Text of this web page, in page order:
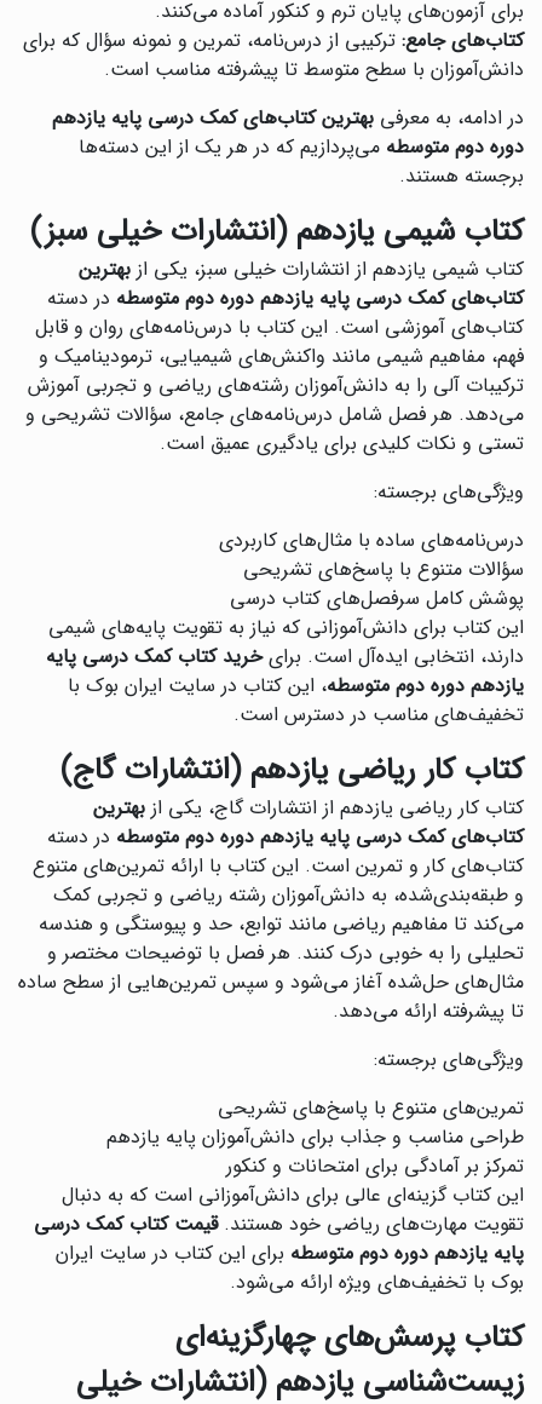
برای آزمون‌های پایان ترم و کنکور آماده می‌کنند.
کتاب‌های جامع: ترکیبی از درس‌نامه، تمرین و نمونه سؤال که برای
دانش‌آموزان با سطح متوسط تا پیشرفته مناسب است.
در ادامه، به معرفی بهترین کتاب‌های کمک درسی پایه یازدهم
دوره دوم متوسطه می‌پردازیم که در هر یک از این دسته‌ها
برجسته هستند.
کتاب شیمی یازدهم (انتشارات خیلی سبز)
کتاب شیمی یازدهم از انتشارات خیلی سبز، یکی از بهترین
کتاب‌های کمک درسی پایه یازدهم دوره دوم متوسطه در دسته
کتاب‌های آموزشی است. این کتاب با درس‌نامه‌های روان و قابل
فهم، مفاهیم شیمی مانند واکنش‌های شیمیایی، ترمودینامیک و
ترکیبات آلی را به دانش‌آموزان رشته‌های ریاضی و تجربی آموزش
می‌دهد. هر فصل شامل درس‌نامه‌های جامع، سؤالات تشریحی و
تستی و نکات کلیدی برای یادگیری عمیق است.
ویژگی‌های برجسته:
درس‌نامه‌های ساده با مثال‌های کاربردی
سؤالات متنوع با پاسخ‌های تشریحی
پوشش کامل سرفصل‌های کتاب درسی
این کتاب برای دانش‌آموزانی که نیاز به تقویت پایه‌های شیمی
دارند، انتخابی ایده‌آل است. برایخرید کتاب کمک درسی پایه
یازدهم دوره دوم متوسطه، این کتاب در سایت ایران بوک با
تخفیف‌های مناسب در دسترس است.
کتاب کار ریاضی یازدهم (انتشارات گاج)
کتاب کار ریاضی یازدهم از انتشارات گاج، یکی از بهترین
کتاب‌های کمک درسی پایه یازدهم دوره دوم متوسطه در دسته
کتاب‌های کار و تمرین است. این کتاب با ارائه تمرین‌های متنوع
و طبقه‌بندی‌شده، به دانش‌آموزان رشته ریاضی و تجربی کمک
می‌کند تا مفاهیم ریاضی مانند توابع، حد و پیوستگی و هندسه
تحلیلی را به خوبی درک کنند. هر فصل با توضیحات مختصر و
مثال‌های حل‌شده آغاز می‌شود و سپس تمرین‌هایی از سطح ساده
تا پیشرفته ارائه می‌دهد.
ویژگی‌های برجسته:
تمرین‌های متنوع با پاسخ‌های تشریحی
طراحی مناسب و جذاب برای دانش‌آموزان پایه یازدهم
تمرکز بر آمادگی برای امتحانات و کنکور
این کتاب گزینه‌ای عالی برای دانش‌آموزانی است که به دنبال
تقویت مهارت‌های ریاضی خود هستند.قیمت کتاب کمک درسی
پایه یازدهم دوره دوم متوسطه برای این کتاب در سایت ایران
بوک با تخفیف‌های ویژه ارائه می‌شود.
کتاب پرسش‌های چهارگزینه‌ای
زیست‌شناسی یازدهم (انتشارات خیلی